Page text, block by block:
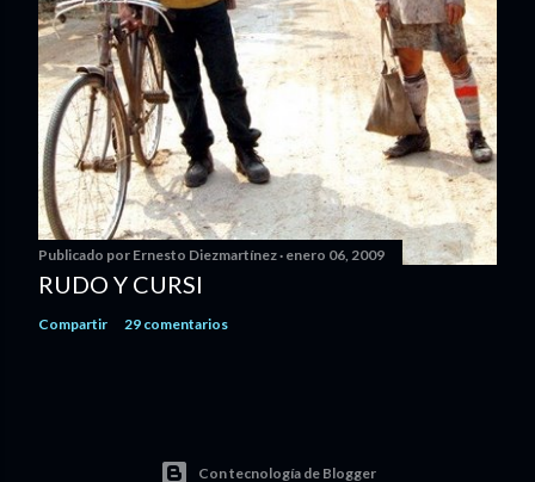
Publicado por Ernesto Diezmartínez enero 06, 2009
RUDO Y CURSI
Compartir 29 comentarios
Con tecnología de Blogger